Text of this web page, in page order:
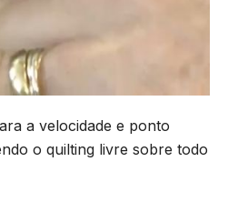
a velocidade e ponto
o quilting livre sobre todo